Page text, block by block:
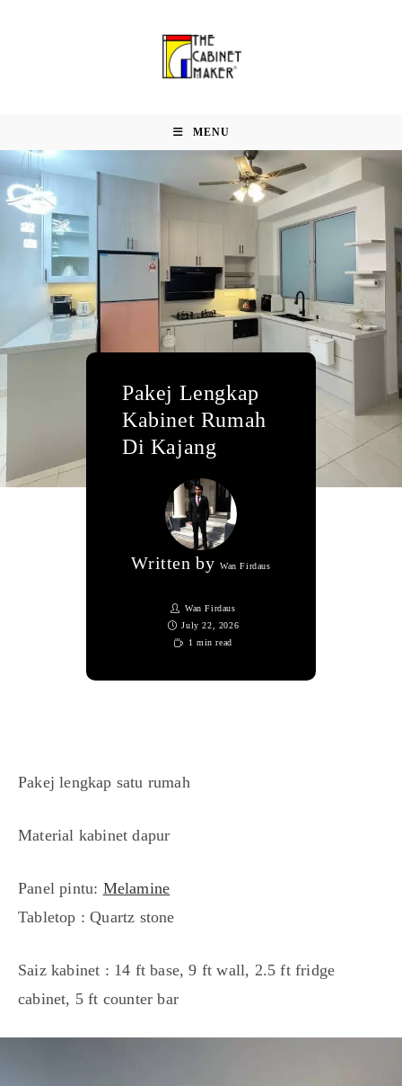
MENU
Pakej Lengkap
Kabinet Rumah
Di Kajang
Written by Wan Firdaus
Wan Firdaus
July 22, 2026
1 min read
Pakej lengkap satu rumah
Material kabinet dapur
Panel pintu: Melamine
Tabletop : Quartz stone
Saiz kabinet : 14 ft base, 9 ft wall, 2.5 ft fridge
cabinet, 5 ft counter bar